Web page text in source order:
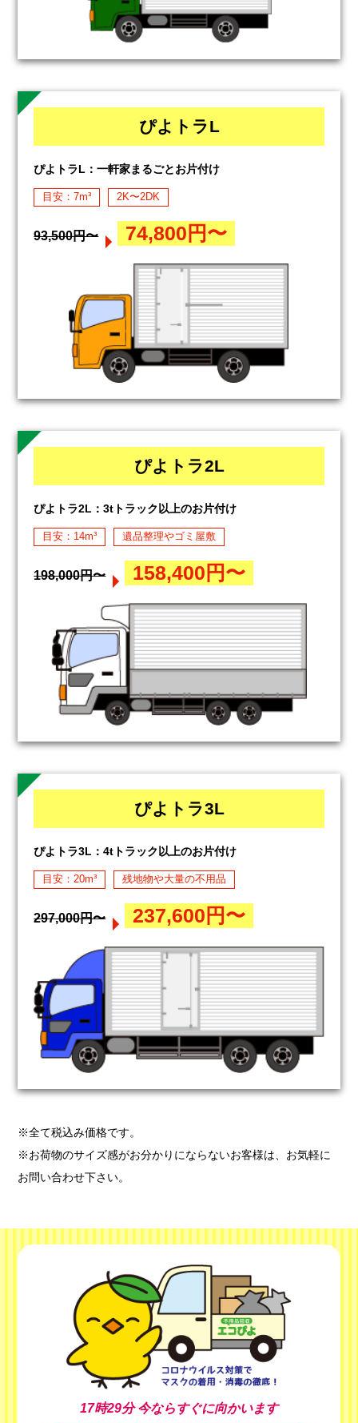
ぴよトラL
ぴよトラL：一軒家まるごとお片付け
目安：7m³ 2K〜2DK
93,500円〜 74,800円〜
ぴよトラ2L
ぴよトラ2L：3tトラック以上のお片付け
目安：14m³ 遺品整理やゴミ屋敷
198,000円〜 158,400円〜
ぴよトラ3L
ぴよトラ3L：4tトラック以上のお片付け
目安：20m³ 残地物や大量の不用品
297,000円〜 237,600円〜
※全て税込み価格です。
※お荷物のサイズ感がお分かりにならないお客様は、お気軽に
お問い合わせ下さい。
17時29分今ならすぐに向かいます